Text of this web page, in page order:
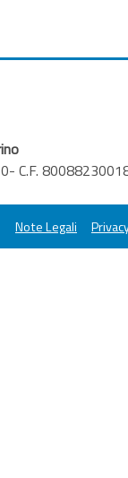
C.F.
Note Legali